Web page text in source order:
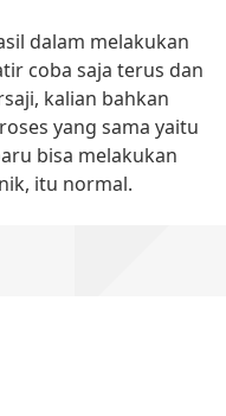
dalam melakukan
coba saja terus dan
kalian bahkan
yang sama yaitu
bisa melakukan
itu normal.